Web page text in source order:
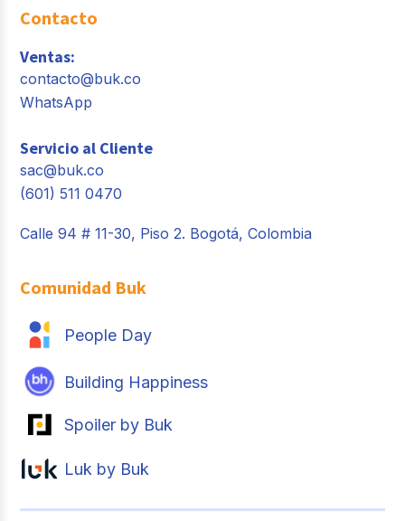
Contacto
Ventas:
contacto@buk.co
WhatsApp
Servicio al Cliente
sac@buk.co
(601) 511 0470
Calle 94 # 11-30, Piso 2. Bogotá, Colombia
Comunidad Buk
People Day
Building Happiness
Spoiler by Buk
Luk by Buk